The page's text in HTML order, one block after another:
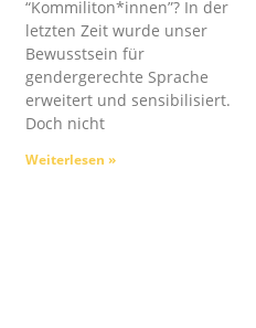
“Kommiliton*innen”? In der
letzten Zeit wurde unser
Bewusstsein für
gendergerechte Sprache
erweitert und sensibilisiert.
Doch nicht
Weiterlesen »